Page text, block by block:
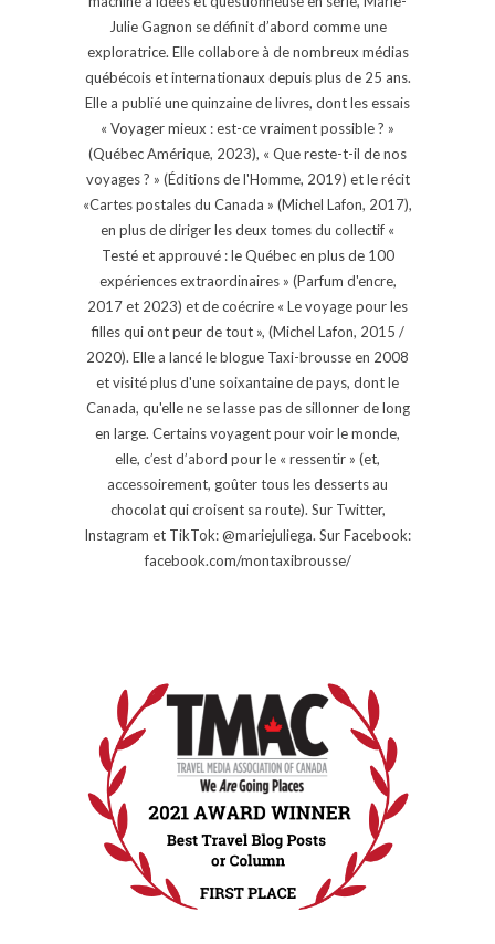
Julie Gagnon se définit d’abord comme une
exploratrice. Elle collabore à de nombreux médias
québécois et internationaux depuis plus de 25 ans.
Elle a publié une quinzaine de livres, dont les essais
« Voyager mieux : est-ce vraiment possible ? »
(Québec Amérique, 2023), « Que reste-t-il de nos
voyages ? » (Éditions de l'Homme, 2019) et le récit
«Cartes postales du Canada » (Michel Lafon, 2017),
en plus de diriger les deux tomes du collectif «
Testé et approuvé : le Québec en plus de 100
expériences extraordinaires » (Parfum d'encre,
2017 et 2023) et de coécrire « Le voyage pour les
filles qui ont peur de tout », (Michel Lafon, 2015 /
2020). Elle a lancé le blogue Taxi-brousse en 2008
et visité plus d'une soixantaine de pays, dont le
Canada, qu'elle ne se lasse pas de sillonner de long
en large. Certains voyagent pour voir le monde,
elle, c’est d’abord pour le « ressentir » (et,
accessoirement, goûter tous les desserts au
chocolat qui croisent sa route). Sur Twitter,
Instagram et TikTok: @mariejuliega. Sur Facebook:
facebook.com/montaxibrousse/